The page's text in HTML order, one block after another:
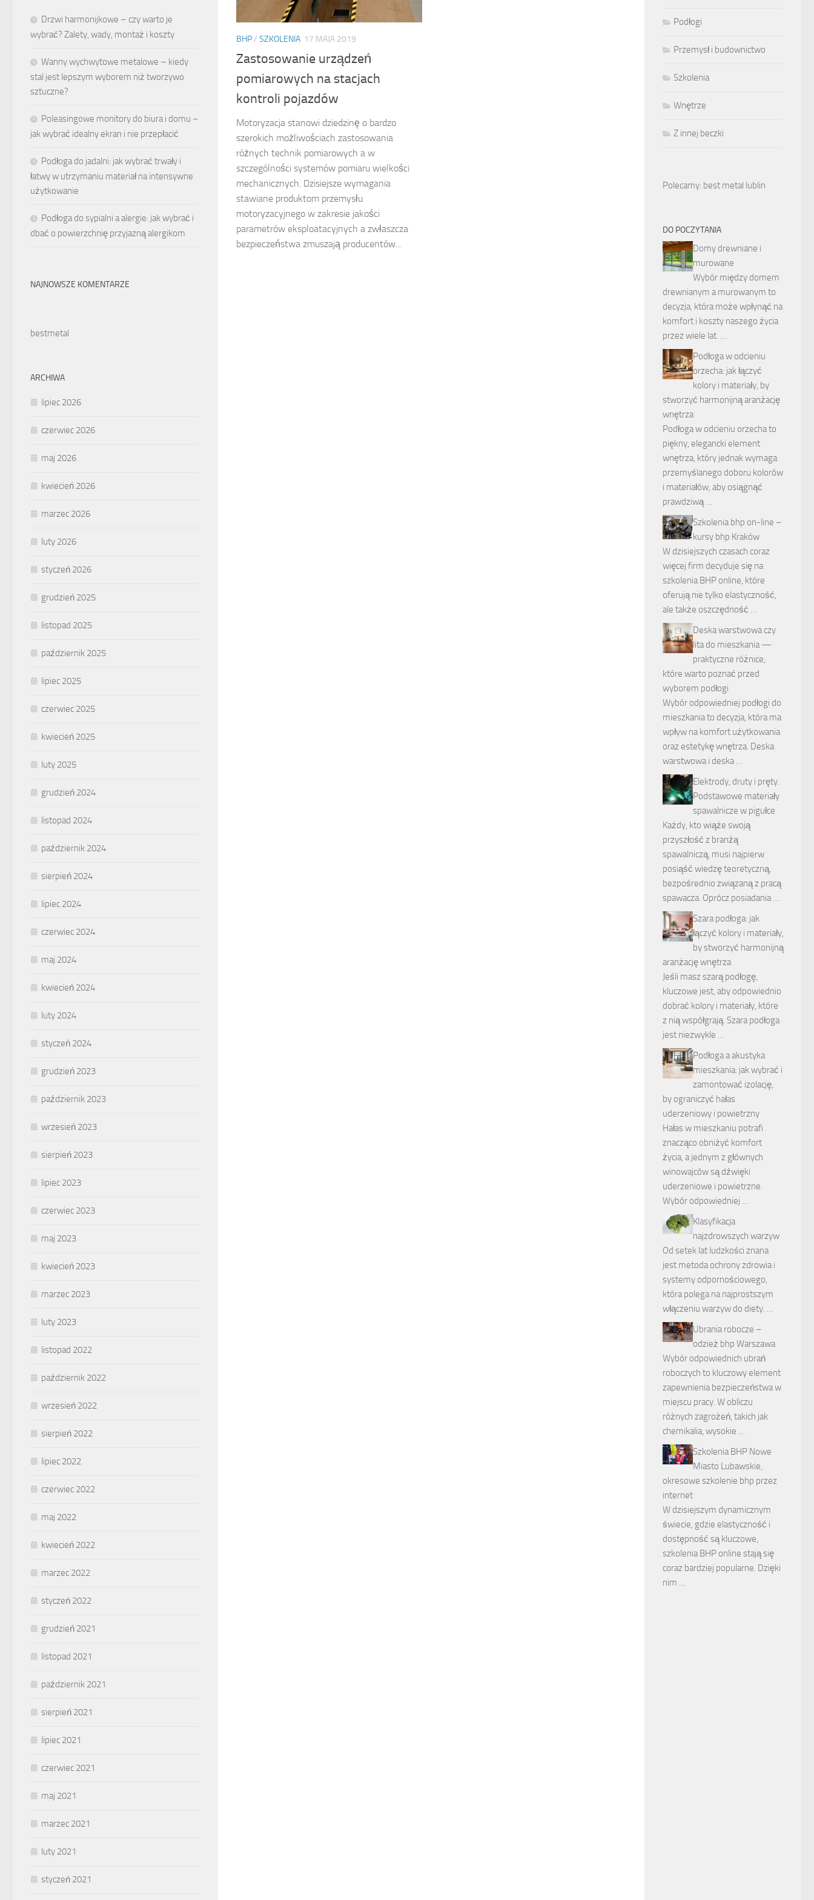
BHP/ SZKOLENIA 17 MAJA 2019
Zastosowanie urządzeń
pomiarowych na stacjach
kontroli pojazdów
Motoryzacja stanowi dziedzinę o bardzo
szerokich możliwościach zastosowania
różnych technik pomiarowych a w
szczególności systemów pomiaru wielkości
mechanicznych. Dzisiejsze wymagania
stawiane produktom przemysłu
motoryzacyjnego w zakresie jakości
parametrów eksploatacyjnych a zwłaszcza
bezpieczeństwa zmuszają producentów...
Drzwi harmonijkowe – czy warto je
wybrać? Zalety, wady, montaż i koszty
Wanny wychwytowe metalowe – kiedy
stal jest lepszym wyborem niż tworzywo
sztuczne?
Poleasingowe monitory do biura i domu –
jak wybrać idealny ekran i nie przepłacić
Podłoga do jadalni: jak wybrać trwały i
łatwy w utrzymaniu materiał na intensywne
użytkowanie
Podłoga do sypialni a alergie: jak wybrać i
dbać o powierzchnię przyjazną alergikom
NAJNOWSZE KOMENTARZE
bestmetal
ARCHIWA
lipiec 2026
czerwiec 2026
maj 2026
kwiecień 2026
marzec 2026
luty 2026
styczeń 2026
grudzień 2025
listopad 2025
październik 2025
lipiec 2025
czerwiec 2025
kwiecień 2025
luty 2025
grudzień 2024
listopad 2024
październik 2024
sierpień 2024
lipiec 2024
czerwiec 2024
maj 2024
kwiecień 2024
luty 2024
styczeń 2024
grudzień 2023
październik 2023
wrzesień 2023
sierpień 2023
lipiec 2023
czerwiec 2023
maj 2023
kwiecień 2023
marzec 2023
luty 2023
listopad 2022
październik 2022
wrzesień 2022
sierpień 2022
lipiec 2022
czerwiec 2022
maj 2022
kwiecień 2022
marzec 2022
styczeń 2022
grudzień 2021
listopad 2021
październik 2021
sierpień 2021
lipiec 2021
czerwiec 2021
maj 2021
marzec 2021
luty 2021
styczeń 2021
Podłogi
Przemysł i budownictwo
Szkolenia
Wnętrze
Z innej beczki
Polecamy: best metal lublin
DO POCZYTANIA
Domy drewniane i
murowane
Wybór między domem
drewnianym a murowanym to
decyzja, która może wpłynąć na
komfort i koszty naszego życia
przez wiele lat. …
Podłoga w odcieniu
orzecha: jak łączyć
kolory i materiały, by
stworzyć harmonijną aranżację
wnętrza
Podłoga w odcieniu orzecha to
piękny, elegancki element
wnętrza, który jednak wymaga
przemyślanego doboru kolorów
i materiałów, aby osiągnąć
prawdziwą …
Szkolenia bhp on-line –
kursy bhp Kraków
W dzisiejszych czasach coraz
więcej firm decyduje się na
szkolenia BHP online, które
oferują nie tylko elastyczność,
ale także oszczędność …
Deska warstwowa czy
lita do mieszkania —
praktyczne różnice,
które warto poznać przed
wyborem podłogi
Wybór odpowiedniej podłogi do
mieszkania to decyzja, która ma
wpływ na komfort użytkowania
oraz estetykę wnętrza. Deska
warstwowa i deska …
Elektrody, druty i pręty.
Podstawowe materiały
spawalnicze w pigułce
Każdy, kto wiąże swoją
przyszłość z branżą
spawalniczą, musi najpierw
posiąść wiedzę teoretyczną,
bezpośrednio związaną z pracą
spawacza. Oprócz posiadania …
Szara podłoga: jak
łączyć kolory i materiały,
by stworzyć harmonijną
aranżację wnętrza
Jeśli masz szarą podłogę,
kluczowe jest, aby odpowiednio
dobrać kolory i materiały, które
z nią współgrają. Szara podłoga
jest niezwykle …
Podłoga a akustyka
mieszkania: jak wybrać i
zamontować izolację,
by ograniczyć hałas
uderzeniowy i powietrzny
Hałas w mieszkaniu potrafi
znacząco obniżyć komfort
życia, a jednym z głównych
winowajców są dźwięki
uderzeniowe i powietrzne.
Wybór odpowiedniej …
Klasyfikacja
najzdrowszych warzyw
Od setek lat ludzkości znana
jest metoda ochrony zdrowia i
systemy odpornościowego,
która polega na najprostszym
włączeniu warzyw do diety. …
Ubrania robocze –
odzież bhp Warszawa
Wybór odpowiednich ubrań
roboczych to kluczowy element
zapewnienia bezpieczeństwa w
miejscu pracy. W obliczu
różnych zagrożeń, takich jak
chemikalia, wysokie …
Szkolenia BHP Nowe
Miasto Lubawskie,
okresowe szkolenie bhp przez
internet
W dzisiejszym dynamicznym
świecie, gdzie elastyczność i
dostępność są kluczowe,
szkolenia BHP online stają się
coraz bardziej popularne. Dzięki
nim …